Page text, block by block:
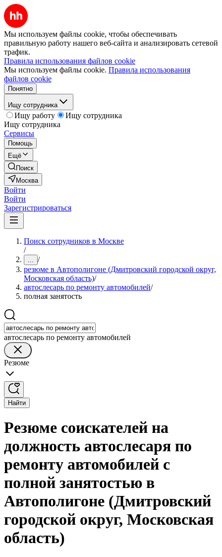
Мы используем файлы cookie, чтобы обеспечивать
правильную работу нашего веб-сайта и анализировать сетевой
трафик.
Правила использования файлов cookie
Мы используем файлы cookie. Правила использования
файлов cookie
Понятно
Ищу сотрудника
Ищу работу
Ищу сотрудника
Ищу сотрудника
Сервисы
Помощь
Ещё
Поиск
Москва
Войти
Войти
Зарегистрироваться
Поиск сотрудников в Москве
/
... /
резюме в Автополигоне (Дмитровский городской округ,
Московская область)/
автослесарь по ремонту автомобилей/
полная занятость
автослесарь по ремонту автомобилей
Резюме
Найти
Резюме соискателей на
должность автослесаря по
ремонту автомобилей с
полной занятостью в
Автополигоне (Дмитровский
городской округ, Московская
область)